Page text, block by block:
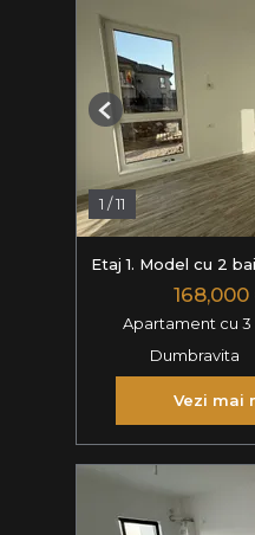
1 /11
Previous
Etaj 1. Model cu 2
Apartament cu
Dumbravita
Vezi mai